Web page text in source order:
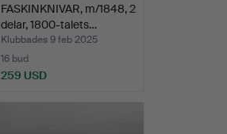
FASKINKNIVAR, m/1848, 2
delar, 1800-talets…
Klubbades 9 feb 2025
16 bud
259 USD